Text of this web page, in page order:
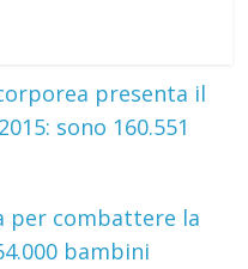
presenta il
sono 160.551
per combattere la
bambini